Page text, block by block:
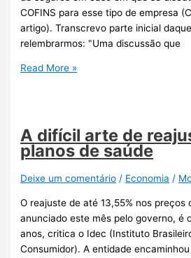
COFINS para esse tipo de empresa
artigo). Transcrevo parte inicial
relembrarmos: "Uma discussão que
Read More »
A difícil arte de
planos de saúde
Deixe um comentário / Economia /
O reajuste de até 13,55% nos preços
anunciado este mês pelo governo, é
anos, critica o Idec (Instituto
Consumidor). A entidade